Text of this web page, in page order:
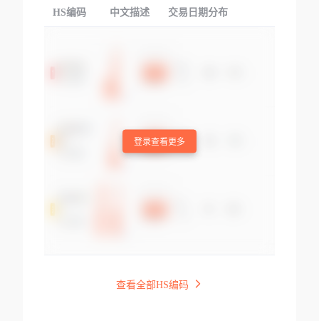
HS编码 中文描述 交易日期分布
登录查看更多
查看全部HS编码